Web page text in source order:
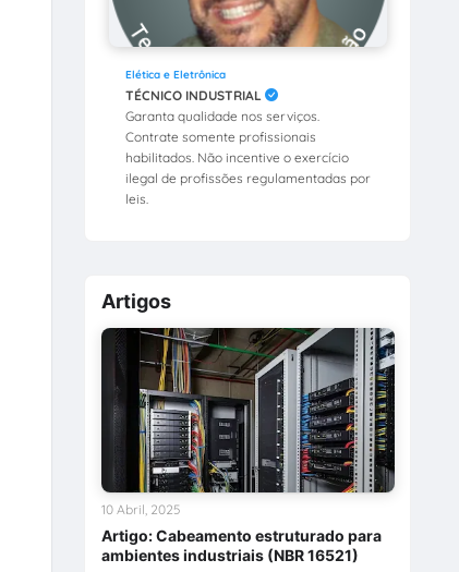
Elética e Eletrônica
TÉCNICO INDUSTRIAL
Garanta qualidade nos serviços.
Contrate somente profissionais
habilitados. Não incentive o exercício
ilegal de profissões regulamentadas por
leis.
Artigos
Artigo: Cabeamento estruturado para
ambientes industriais (NBR 16521)
10 Abril, 2025